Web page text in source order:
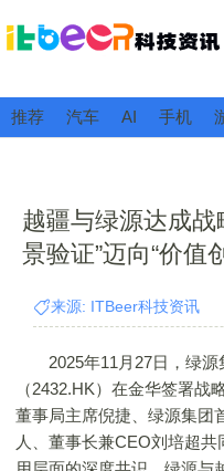
推荐 汽车 AI 手机
越疆与绿源达成战
景验证”迈向“价值
来源: ITBeer科技资讯
2025年11月27日，绿源
（2432.HK）在金华签署战
董事局主席倪捷、绿源集团
人、董事长兼CEO刘培超